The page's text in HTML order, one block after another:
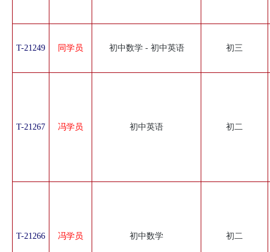
T-21249 同学员 初中数学 - 初中英语 初三
T-21267 冯学员 初中英语 初二
T-21266 冯学员 初中数学 初二